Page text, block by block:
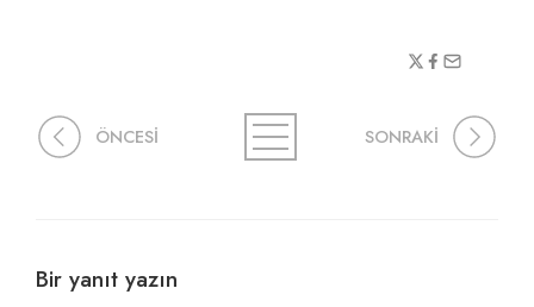
ÖNCESİ SONRAKİ
Bir yanıt yazın